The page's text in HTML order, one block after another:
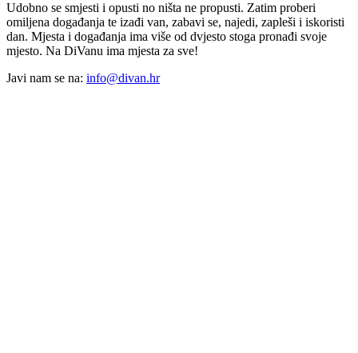
Udobno se smjesti i opusti no ništa ne propusti. Zatim proberi
omiljena događanja te izađi van, zabavi se, najedi, zapleši i iskoristi
dan. Mjesta i događanja ima više od dvjesto stoga pronađi svoje
mjesto. Na DiVanu ima mjesta za sve!
Javi nam se na: info@divan.hr